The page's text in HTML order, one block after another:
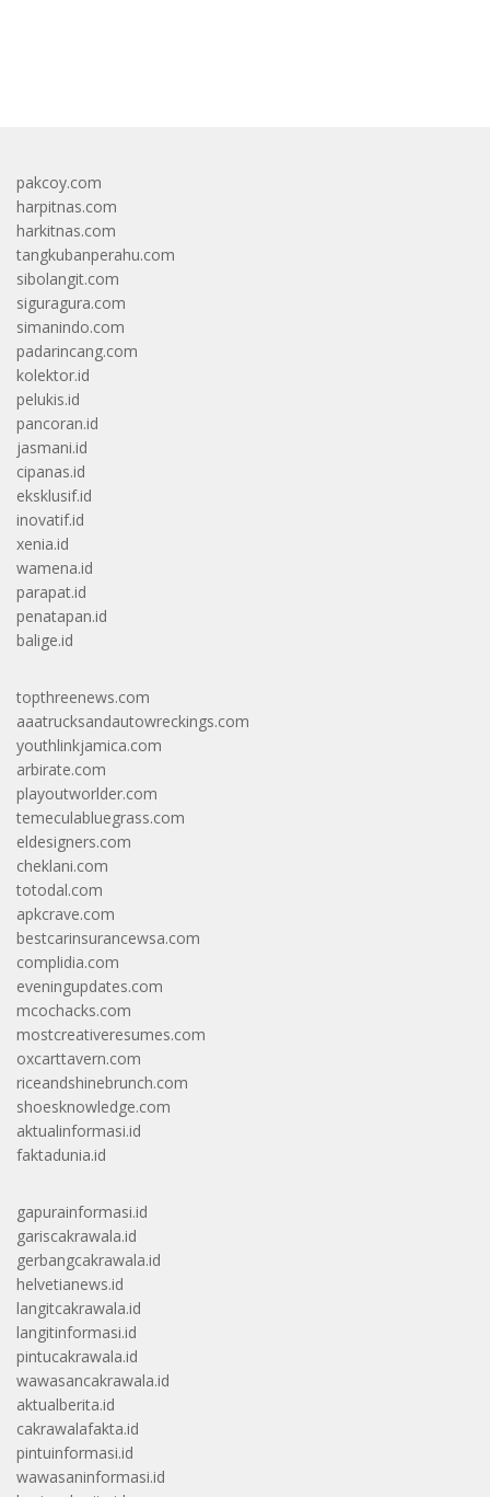
pakcoy.com
harpitnas.com
harkitnas.com
tangkubanperahu.com
sibolangit.com
siguragura.com
simanindo.com
padarincang.com
kolektor.id
pelukis.id
pancoran.id
jasmani.id
cipanas.id
eksklusif.id
inovatif.id
xenia.id
wamena.id
parapat.id
penatapan.id
balige.id
topthreenews.com
aaatrucksandautowreckings.com
youthlinkjamica.com
arbirate.com
playoutworlder.com
temeculabluegrass.com
eldesigners.com
cheklani.com
totodal.com
apkcrave.com
bestcarinsurancewsa.com
complidia.com
eveningupdates.com
mcochacks.com
mostcreativeresumes.com
oxcarttavern.com
riceandshinebrunch.com
shoesknowledge.com
aktualinformasi.id
faktadunia.id
gapurainformasi.id
gariscakrawala.id
gerbangcakrawala.id
helvetianews.id
langitcakrawala.id
langitinformasi.id
pintucakrawala.id
wawasancakrawala.id
aktualberita.id
cakrawalafakta.id
pintuinformasi.id
wawasaninformasi.id